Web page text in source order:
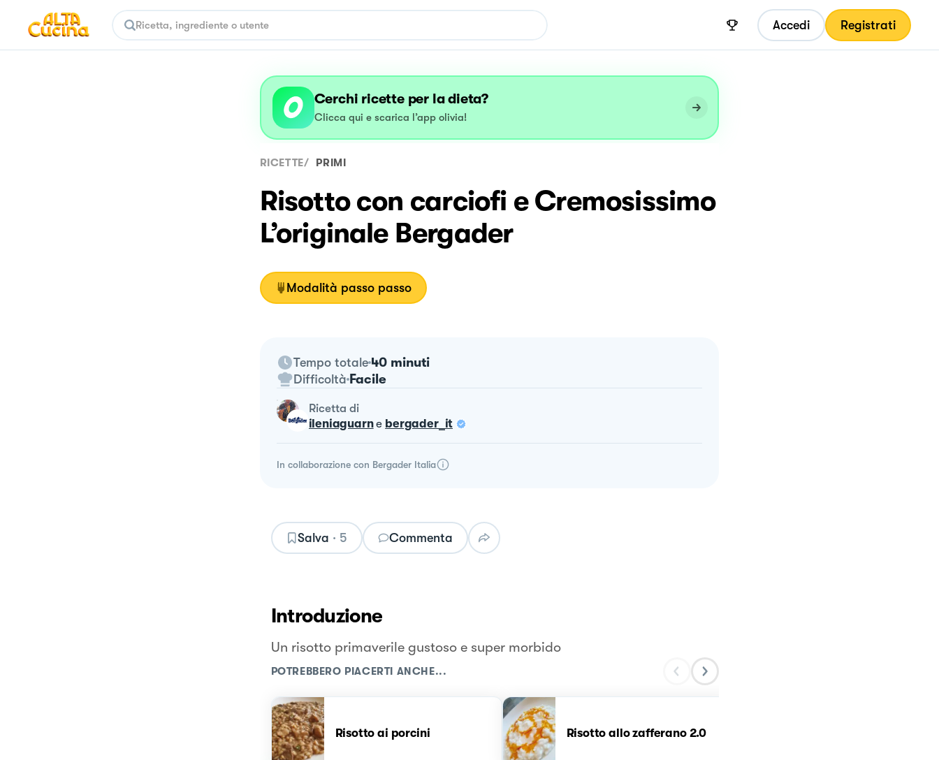
Accedi Registrati
Cerchi ricette per la dieta?
Clicca qui e scarica l’app olivia!
RICETTE/ PRIMI
Risotto con carciofi e Cremosissimo
L’originale Bergader
Modalità passo passo
Tempo totale 40 minuti
Difficoltà Facile
ricetta di
ileniaguarne bergader_it
In collaborazione con Bergader Italia
Salva · 5 Commenta
Introduzione
Un risotto primaverile gustoso e super morbido
POTREBBERO PIACERTI ANCHE...
Risotto ai porcini Risotto allo zafferano 2.0